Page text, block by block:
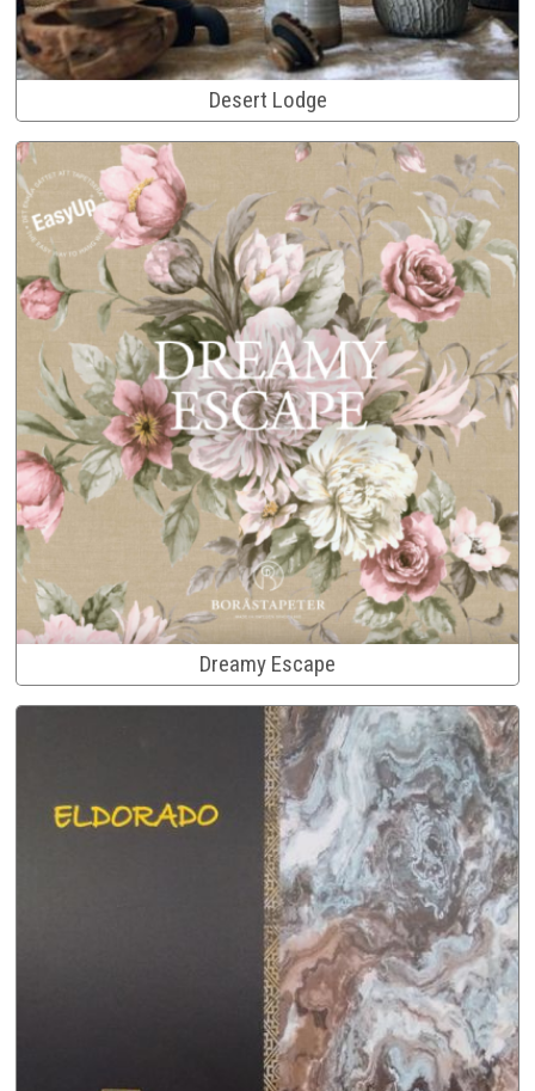
Desert Lodge
Dreamy Escape